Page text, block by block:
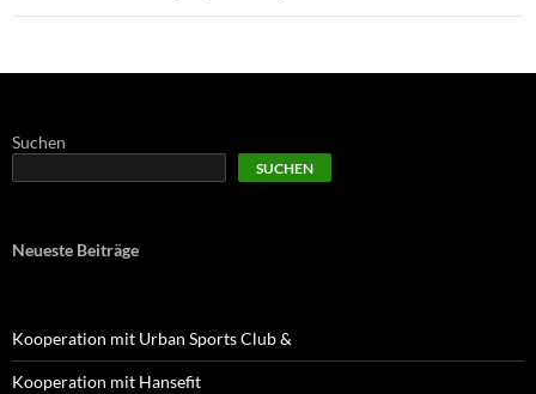
Suchen
SUCHEN
Neueste Beiträge
Kooperation mit Urban Sports Club &
Kooperation mit Hansefit